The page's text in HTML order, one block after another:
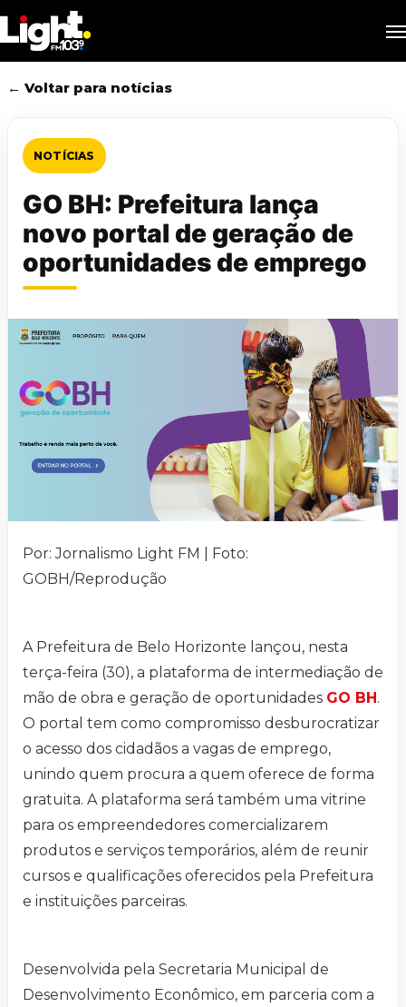
to
main
content
← Voltar para notícias
NOTÍCIAS
GO BH: Prefeitura lança
novo portal de geração de
oportunidades de emprego
Por: Jornalismo Light FM | Foto:
GOBH/Reprodução
A Prefeitura de Belo Horizonte lançou, nesta
terça-feira (30), a plataforma de intermediação de
mão de obra e geração de oportunidades GO BH.
O portal tem como compromisso desburocratizar
o acesso dos cidadãos a vagas de emprego,
unindo quem procura a quem oferece de forma
gratuita. A plataforma será também uma vitrine
para os empreendedores comercializarem
produtos e serviços temporários, além de reunir
cursos e qualificações oferecidos pela Prefeitura
e instituições parceiras.
Desenvolvida pela Secretaria Municipal de
Desenvolvimento Econômico, em parceria com a